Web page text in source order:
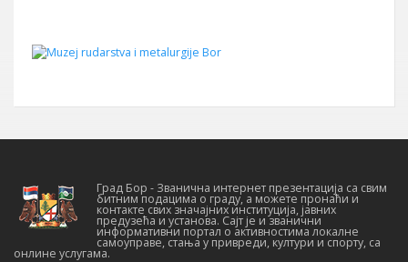
Град Бор - Званична интернет презентација са свим
битним подацима о граду, а можете пронаћи и
контакте свих значајних институција, јавних
предузећа и установа. Сајт је и званични
информативни портал о активностима локалне
самоуправе, стања у привреди, култури и спорту, са
онлине услугама.